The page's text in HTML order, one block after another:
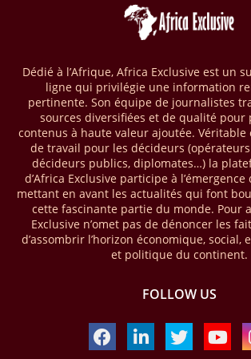
par les comptes de mobile money en Afrique au
2025, en hausse d'environ 27 % par rapport à
« The State of the Industry Report on Mobile
mobile money réalisées à l’échelle mondiale, qui
milliards USD (+23 % par rapport à 2024).
enregistré environ 74 % du nombre de
répertoriées l’an passé dans le monde, avec
transactions (+16 % par rapport à 2024) sur un
dans le monde.
28/03/26 AFRIQUE - ECONOMIE CREATIVE
Une rapport publié dernièrement par le Boston
intitulé « Africa Unleashed: Empowering Women
», dresse un état des lieux saisissant de
à la fois dynamique et structurellement négligé. Ce
les contenus numériques, représente aujourd'hui
représente moins de 3 % d'un marché mondial
milliards USD. L'écart est vertigineux, mais il
Dédié à l’Afrique, Africa Exclusive est un
ligne qui privilégie une information
pertinente. Son équipe de journalistes
sources diversifiées et de qualité pour
contenus à haute valeur ajoutée. Véritable
de travail pour les décideurs
décideurs publics, diplomates…) la
d’Africa Exclusive participe à
mettant en avant les actualités qui font
cette fascinante partie du monde. Pour
Exclusive n’omet pas de dénoncer les
d’assombrir l’horizon économique, social,
et politique du continent.
FOLLOW US